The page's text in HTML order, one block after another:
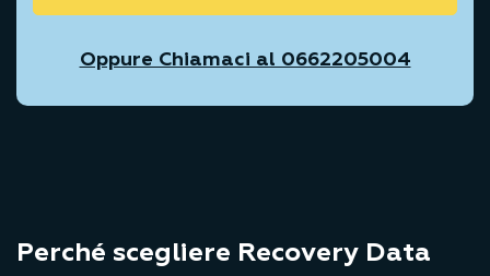
Oppure Chiamaci al 0662205004
Perché scegliere Recovery Data